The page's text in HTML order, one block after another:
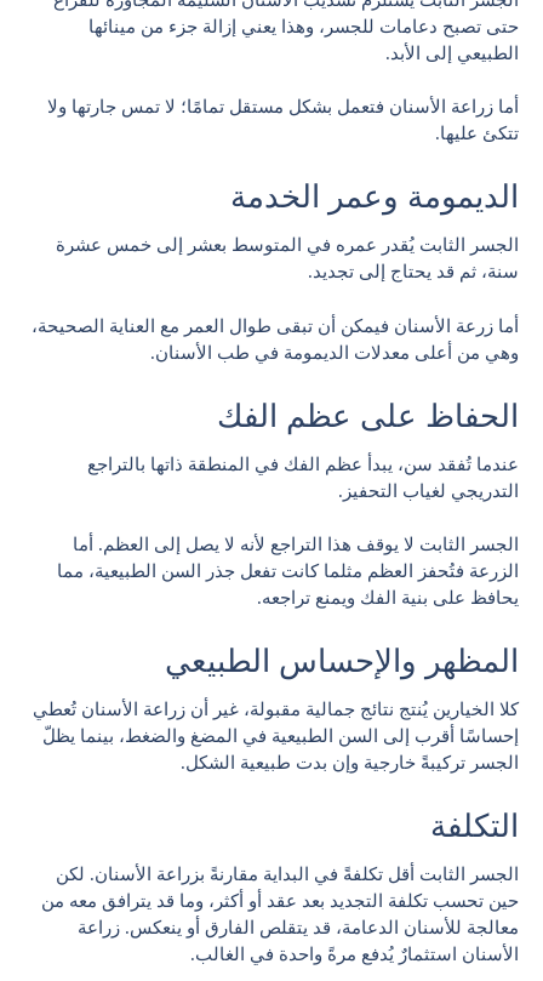
حتى تصبح دعامات للجسر، وهذا يعني إزالة جزء من مينائها
الطبيعي إلى الأبد.
أما زراعة الأسنان فتعمل بشكل مستقل تمامًا؛ لا تمس جارتها ولا
تتكئ عليها.
الديمومة وعمر الخدمة
الجسر الثابت يُقدر عمره في المتوسط بعشر إلى خمس عشرة
سنة، ثم قد يحتاج إلى تجديد.
أما زرعة الأسنان فيمكن أن تبقى طوال العمر مع العناية الصحيحة،
وهي من أعلى معدلات الديمومة في طب الأسنان.
الحفاظ على عظم الفك
عندما تُفقد سن، يبدأ عظم الفك في المنطقة ذاتها بالتراجع
التدريجي لغياب التحفيز.
الجسر الثابت لا يوقف هذا التراجع لأنه لا يصل إلى العظم. أما
الزرعة فتُحفز العظم مثلما كانت تفعل جذر السن الطبيعية، مما
يحافظ على بنية الفك ويمنع تراجعه.
المظهر والإحساس الطبيعي
كلا الخيارين يُنتج نتائج جمالية مقبولة، غير أن زراعة الأسنان تُعطي
إحساسًا أقرب إلى السن الطبيعية في المضغ والضغط، بينما يظلّ
الجسر تركيبةً خارجية وإن بدت طبيعية الشكل.
التكلفة
الجسر الثابت أقل تكلفةً في البداية مقارنةً بزراعة الأسنان. لكن
حين تحسب تكلفة التجديد بعد عقد أو أكثر، وما قد يترافق معه من
معالجة للأسنان الدعامة، قد يتقلص الفارق أو ينعكس. زراعة
الأسنان استثمارٌ يُدفع مرةً واحدة في الغالب.